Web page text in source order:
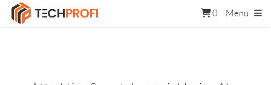
0 Menu